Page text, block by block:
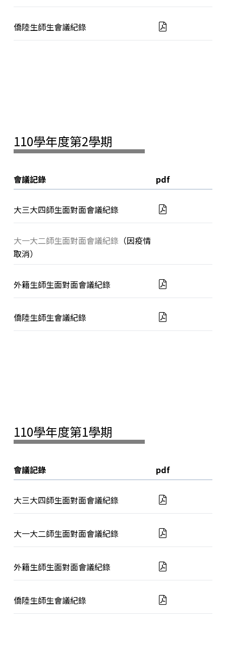
僑陸生師生會議紀錄
110學年度第2學期
會議記錄 pdf
大三大四師生面對面會議紀錄
大一大二師生面對面會議紀錄 （因疫情
取消）
外籍生師生面對面會議紀錄
僑陸生師生會議紀錄
110學年度第1學期
會議記錄 pdf
大三大四師生面對面會議紀錄
大一大二師生面對面會議紀錄
外籍生師生面對面會議紀錄
僑陸生師生會議紀錄